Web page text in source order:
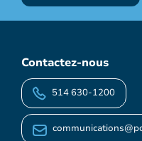
Contactez-nous
514 630-1200